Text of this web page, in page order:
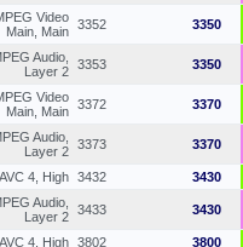
3350
3352
Video
Main, Main
3350
3353
Audio,
Layer 2
3370
3372
Video
Main, Main
3370
3373
Audio,
Layer 2
3430
3432
AVC 4, High
3430
3433
Audio,
Layer 2
3800
3802
AVC 4, High